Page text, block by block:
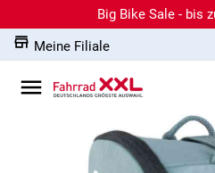
Big Bike Sale - bis
Meine Filiale